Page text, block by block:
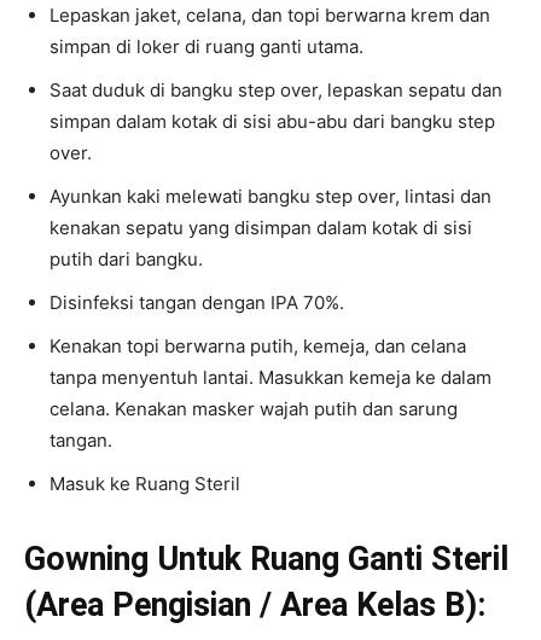
Lepaskan jaket, celana, dan topi berwarna krem dan
simpan di loker di ruang ganti utama.
Saat duduk di bangku step over, lepaskan sepatu dan
simpan dalam kotak di sisi abu-abu dari bangku step
over.
Ayunkan kaki melewati bangku step over, lintasi dan
kenakan sepatu yang disimpan dalam kotak di sisi
putih dari bangku.
Disinfeksi tangan dengan IPA 70%.
Kenakan topi berwarna putih, kemeja, dan celana
tanpa menyentuh lantai. Masukkan kemeja ke dalam
celana. Kenakan masker wajah putih dan sarung
tangan.
Masuk ke Ruang Steril
Gowning Untuk Ruang Ganti Steril
(Area Pengisian / Area Kelas B):